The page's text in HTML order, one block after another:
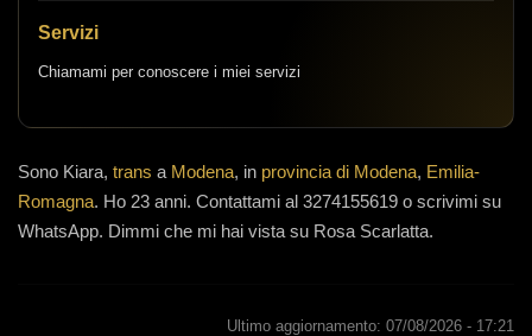
Servizi
Chiamami per conoscere i miei servizi
Sono Kiara, trans a Modena, in provincia di Modena, Emilia-
Romagna. Ho 23 anni. Contattami al 3274155619 o scrivimi su
WhatsApp. Dimmi che mi hai vista su Rosa Scarlatta.
Ultimo aggiornamento: 07/08/2026 - 17:21